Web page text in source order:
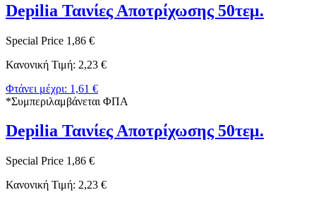
Depilia Ταινίες Αποτρίχωσης 50τεμ.
Special Price 1,86 €
Κανονική Τιμή: 2,23 €
Φτάνει μέχρι: 1,61 €
*Συμπεριλαμβάνεται ΦΠΑ
Depilia Ταινίες Αποτρίχωσης 50τεμ.
Special Price 1,86 €
Κανονική Τιμή: 2,23 €